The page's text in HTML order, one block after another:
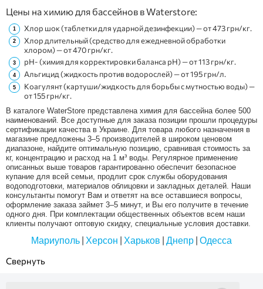
Цены на химию для бассейнов в Waterstore:
Хлор шок (таблетки для ударной дезинфекции) — от 473 грн/кг.
Хлор длительный (средство для ежедневной обработки
хлором) — от 470 грн/кг.
pH- (химия для корректировки баланса pH) — от 113 грн/кг.
Альгицид (жидкость против водорослей) — от 195 грн/л.
Коагулянт (картуши/жидкость для борьбы с мутностью воды) —
от 155 грн/кг.
В каталоге WaterStore представлена химия для бассейна более 500
наименований. Все доступные для заказа позиции прошли процедуры
сертификации качества в Украине. Для товара любого назначения в
магазине предложены 3–5 производителей в широком ценовом
диапазоне, найдите оптимальную позицию, сравнивая стоимость за
кг, концентрацию и расход на 1 м³ воды. Регулярное применение
описанных выше товаров гарантированно обеспечит безопасное
купание для всей семьи, продлит срок службы оборудования
водоподготовки, материалов облицовки и закладных деталей. Наши
консультанты помогут Вам и ответят на все оставшиеся вопросы,
оформление заказа займет 3–5 минут, и Вы его получите в течение
одного дня. При комплектации общественных объектов всем наши
клиенты получают оптовую скидку, специальные условия доставки.
Мариуполь | Херсон | Харьков | Днепр | Одесса